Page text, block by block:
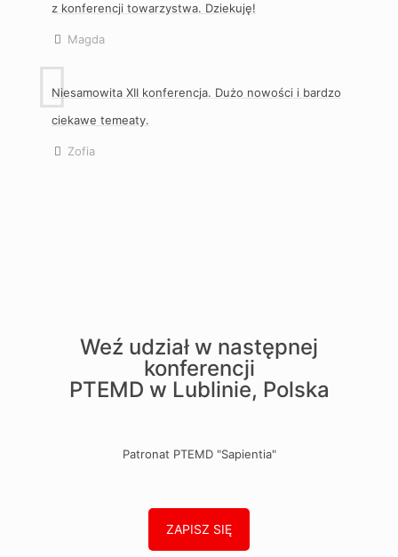
z konferencji towarzystwa. Dziekuję!
Magda
Niesamowita XII konferencja. Dużo nowości i bardzo
ciekawe temeaty.
Zofia
Weź udział w następnej
konferencji
PTEMD w Lublinie, Polska
Patronat PTEMD "Sapientia"
ZAPISZ SIĘ